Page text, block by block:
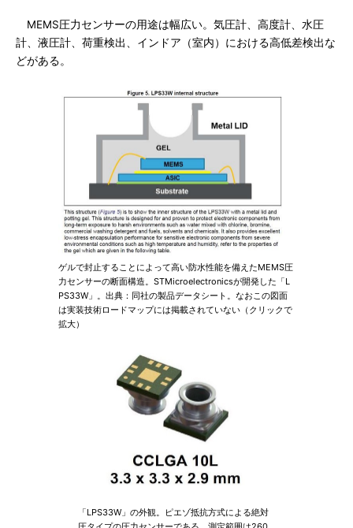
MEMS圧力センサーの用途は幅広い。気圧計、高度計、水圧
計、液圧計、荷重検出、インドア（室内）における高低差検出な
どがある。
ゲルで封止することによって高い防水性能を備えたMEMS圧
力センサーの断面構造。STMicroelectronicsが開発した「L
PS33W」。出典：同社の製品データシート。なおこの図面
は実装技術ロードマップには掲載されていない（クリックで
拡大）
「LPS33W」の外観。ピエゾ抵抗方式による絶対